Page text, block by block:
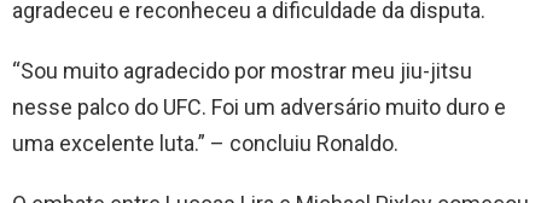
agradeceu e reconheceu a dificuldade da disputa.
“Sou muito agradecido por mostrar meu jiu-jitsu
nesse palco do UFC. Foi um adversário muito duro e
uma excelente luta.” – concluiu Ronaldo.